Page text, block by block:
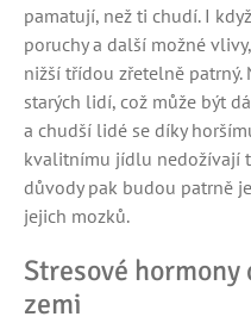
pamatují, než ti chudí. I
poruchy a další možné
nižší třídou zřetelně patrný.
starých lidí, což může být
a chudší lidé se díky
kvalitnímu jídlu nedožívají
důvody pak budou patrně
jejich mozků.
Stresové
zemi